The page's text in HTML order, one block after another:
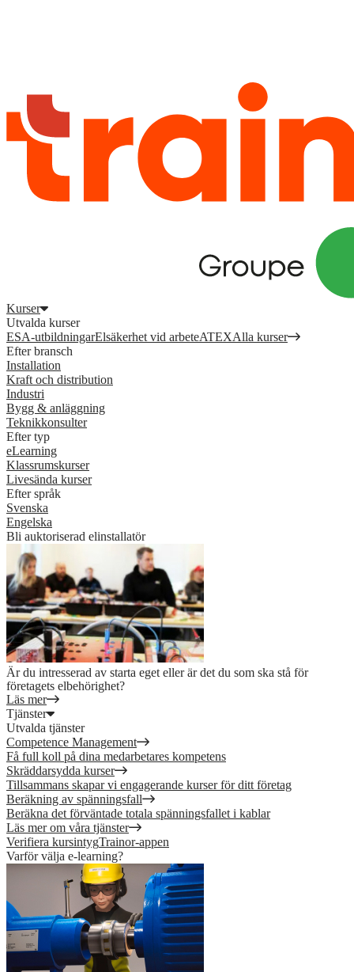
Kurser
Utvalda kurser
ESA-utbildningarElsäkerhet vid arbeteATEXAlla kurser
Efter bransch
Installation
Kraft och distribution
Industri
Bygg & anläggning
Teknikkonsulter
Efter typ
eLearning
Klassrumskurser
Livesända kurser
Efter språk
Svenska
Engelska
Bli auktoriserad elinstallatör
Är du intresserad av starta eget eller är det du som ska stå för
företagets elbehörighet?
Läs mer
Tjänster
Utvalda tjänster
Competence Management
Få full koll på dina medarbetares kompetens
Skräddarsydda kurser
Tillsammans skapar vi engagerande kurser för ditt företag
Beräkning av spänningsfall
Beräkna det förväntade totala spänningsfallet i kablar
Läs mer om våra tjänster
Verifiera kursintygTrainor-appen
Varför välja e-learning?